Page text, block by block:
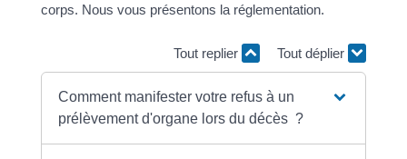
corps. Nous vous présentons la réglementation.
Tout replier Tout déplier
Comment manifester votre refus à un
prélèvement d'organe lors du décès ?